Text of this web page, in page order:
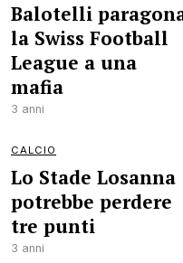
Balotelli
la Swiss Football
League a una
mafia
3 anni
CALCIO
Lo Stade Losanna
potrebbe perdere
tre punti
3 anni